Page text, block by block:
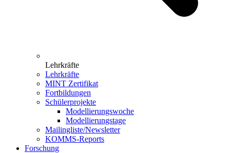
Lehrkräfte
Lehrkräfte
MINT Zertifikat
Fortbildungen
Schülerprojekte
Modellierungswoche
Modellierungstage
Mailingliste/Newsletter
KOMMS-Reports
Forschung